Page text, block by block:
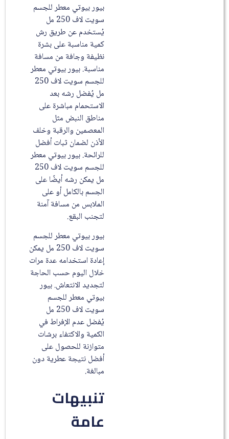
بيور بيوتي معطر للجسم
سويت لاف 250 مل
يُستخدم عن طريق رش
كمية مناسبة على بشرة
نظيفة وجافة من مسافة
مناسبة. بيور بيوتي معطر
للجسم سويت لاف 250
مل يُفضل رشه بعد
الاستحمام مباشرة على
مناطق النبض مثل
المعصمين والرقبة وخلف
الأذن لضمان ثبات أفضل
للرائحة. بيور بيوتي معطر
للجسم سويت لاف 250
مل يمكن رشه أيضًا على
الجسم بالكامل أو على
الملابس من مسافة آمنة
لتجنب البقع.
بيور بيوتي معطر للجسم
سويت لاف 250 مل يمكن
إعادة استخدامه عدة مرات
خلال اليوم حسب الحاجة
لتجديد الانتعاش. بيور
بيوتي معطر للجسم
سويت لاف 250 مل
يُفضل عدم الإفراط في
الكمية والاكتفاء برشات
متوازنة للحصول على
أفضل نتيجة عطرية دون
تنبيهات
عامة